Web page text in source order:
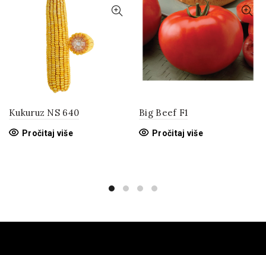
Kukuruz NS 640
Pročitaj više
Big Beef F1
Pročitaj više